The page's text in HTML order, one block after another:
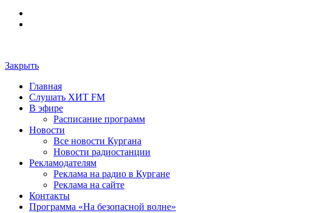
Закрыть
Главная
Слушать ХИТ FM
В эфире
Расписание программ
Новости
Все новости Кургана
Новости радиостанции
Рекламодателям
Реклама на радио в Кургане
Реклама на сайте
Контакты
Программа «На безопасной волне»